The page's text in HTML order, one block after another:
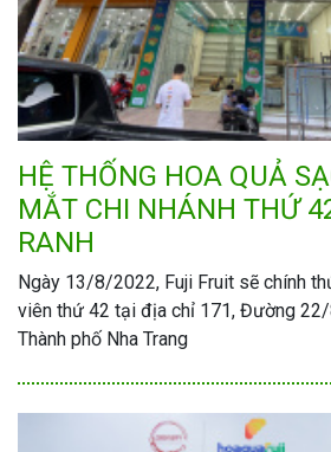
HỆ THỐNG HOA QUẢ
MẮT CHI NHÁNH THỨ
RANH
Ngày 13/8/2022, Fuji Fruit sẽ chính
viên thứ 42 tại địa chỉ 171, Đường 22/
Thành phố Nha Trang